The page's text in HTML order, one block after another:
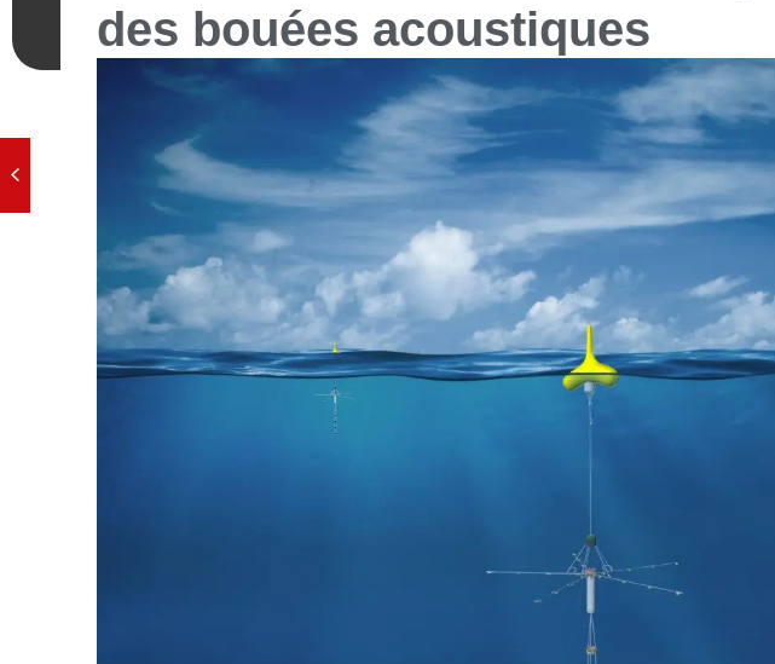
des bouées acoustiques